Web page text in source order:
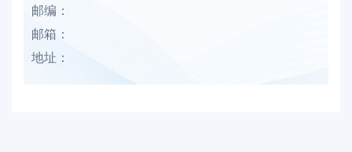
邮编：
邮箱：
地址：